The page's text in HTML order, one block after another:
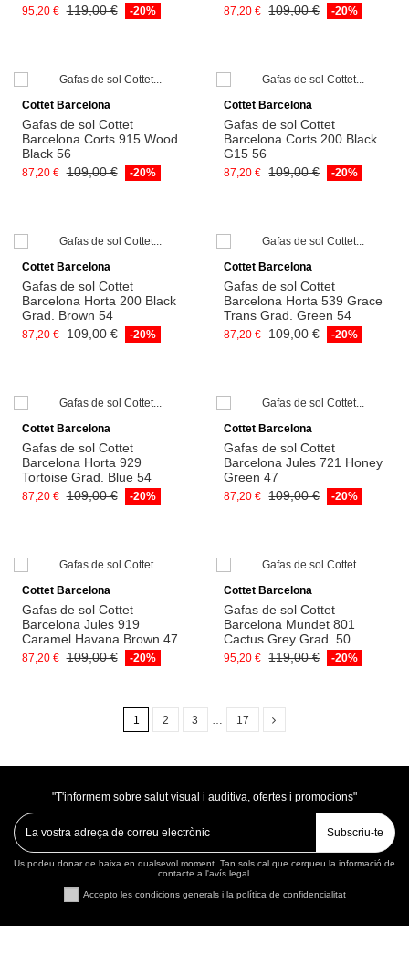
95,20 € 119,00 € -20% 87,20 € 109,00 € -20%
Afegeix a la cistella
Cottet Barcelona
Gafas de sol Cottet
Barcelona Corts 915 Wood
Black 56
87,20 € 109,00 € -20%
Afegeix a la cistella
Cottet Barcelona
Gafas de sol Cottet
Barcelona Corts 200 Black
G15 56
87,20 € 109,00 € -20%
Afegeix a la cistella
Cottet Barcelona
Gafas de sol Cottet
Barcelona Horta 200 Black
Grad. Brown 54
87,20 € 109,00 € -20%
Afegeix a la cistella
Cottet Barcelona
Gafas de sol Cottet
Barcelona Horta 539 Grace
Trans Grad. Green 54
87,20 € 109,00 € -20%
Afegeix a la cistella
Cottet Barcelona
Gafas de sol Cottet
Barcelona Horta 929
Tortoise Grad. Blue 54
87,20 € 109,00 € -20%
Afegeix a la cistella
Cottet Barcelona
Gafas de sol Cottet
Barcelona Jules 721 Honey
Green 47
87,20 € 109,00 € -20%
Afegeix a la cistella
Cottet Barcelona
Gafas de sol Cottet
Barcelona Jules 919
Caramel Havana Brown 47
87,20 € 109,00 € -20%
Afegeix a la cistella
Cottet Barcelona
Gafas de sol Cottet
Barcelona Mundet 801
Cactus Grey Grad. 50
95,20 € 119,00 € -20%
1 2 3 17
"T'informem sobre salut visual i auditiva, ofertes i promocions"
Subscriu-te
Us podeu donar de baixa en qualsevol moment. Tan sols cal que cerqueu la informació de
contacte a l'avís legal.
Accepto les condicions generals i la política de confidencialitat